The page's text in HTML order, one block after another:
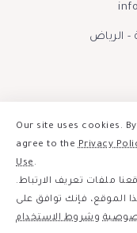
- الرياض
2026
إبقوا على تواصل :
Our site uses cookies.
agree to thePrivacy
Use.
ملفات تعريف الارتباط.
الموقع، فإنك توافق على
وشروط الاستخدام